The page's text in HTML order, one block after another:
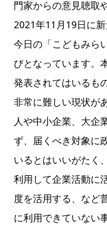
門家からの意見聴取
2021年11月19日に新
今日の「こどもみら
びとなっています。
発表されてはいるも
非常に難しい現状が
人や中小企業、大企
ず、届くべき対象に
いるとはいいがたく
利用して企業活動に
度を活用する、など
に利用できていない